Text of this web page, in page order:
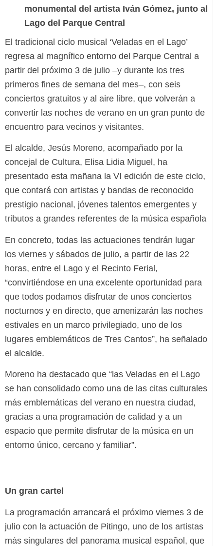
monumental del artista Iván Gómez, junto al
Lago del Parque Central
El tradicional ciclo musical ‘Veladas en el Lago’
regresa al magnífico entorno del Parque Central a
partir del próximo 3 de julio –y durante los tres
primeros fines de semana del mes–, con seis
conciertos gratuitos y al aire libre, que volverán a
convertir las noches de verano en un gran punto de
encuentro para vecinos y visitantes.
El alcalde, Jesús Moreno, acompañado por la
concejal de Cultura, Elisa Lidia Miguel, ha
presentado esta mañana la VI edición de este ciclo,
que contará con artistas y bandas de reconocido
prestigio nacional, jóvenes talentos emergentes y
tributos a grandes referentes de la música española
En concreto, todas las actuaciones tendrán lugar
los viernes y sábados de julio, a partir de las 22
horas, entre el Lago y el Recinto Ferial,
“convirtiéndose en una excelente oportunidad para
que todos podamos disfrutar de unos conciertos
nocturnos y en directo, que amenizarán las noches
estivales en un marco privilegiado, uno de los
lugares emblemáticos de Tres Cantos”, ha señalado
el alcalde.
Moreno ha destacado que “las Veladas en el Lago
se han consolidado como una de las citas culturales
más emblemáticas del verano en nuestra ciudad,
gracias a una programación de calidad y a un
espacio que permite disfrutar de la música en un
entorno único, cercano y familiar”.
Un gran cartel
La programación arrancará el próximo viernes 3 de
julio con la actuación de Pitingo, uno de los artistas
más singulares del panorama musical español, que